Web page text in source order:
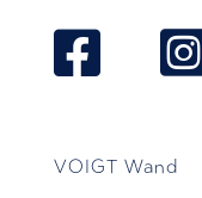
 
VOIGT Wand